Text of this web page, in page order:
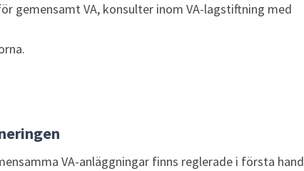
gemensamt VA, konsulter inom VA-lagstiftning med
VA-anläggningar finns reglerade i första hand